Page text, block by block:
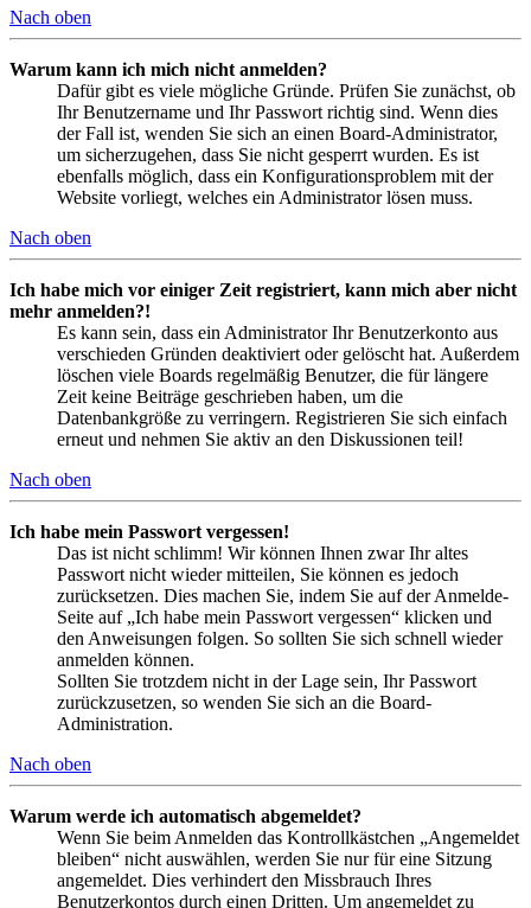
Nach oben
Warum kann ich mich nicht anmelden?
Dafür gibt es viele mögliche Gründe. Prüfen Sie zunächst, ob
Ihr Benutzername und Ihr Passwort richtig sind. Wenn dies
der Fall ist, wenden Sie sich an einen Board-Administrator,
um sicherzugehen, dass Sie nicht gesperrt wurden. Es ist
ebenfalls möglich, dass ein Konfigurationsproblem mit der
Website vorliegt, welches ein Administrator lösen muss.
Nach oben
Ich habe mich vor einiger Zeit registriert, kann mich aber nicht
mehr anmelden?!
Es kann sein, dass ein Administrator Ihr Benutzerkonto aus
verschieden Gründen deaktiviert oder gelöscht hat. Außerdem
löschen viele Boards regelmäßig Benutzer, die für längere
Zeit keine Beiträge geschrieben haben, um die
Datenbankgröße zu verringern. Registrieren Sie sich einfach
erneut und nehmen Sie aktiv an den Diskussionen teil!
Nach oben
Ich habe mein Passwort vergessen!
Das ist nicht schlimm! Wir können Ihnen zwar Ihr altes
Passwort nicht wieder mitteilen, Sie können es jedoch
zurücksetzen. Dies machen Sie, indem Sie auf der Anmelde-
Seite auf „Ich habe mein Passwort vergessen“ klicken und
den Anweisungen folgen. So sollten Sie sich schnell wieder
anmelden können.
Sollten Sie trotzdem nicht in der Lage sein, Ihr Passwort
zurückzusetzen, so wenden Sie sich an die Board-
Administration.
Nach oben
Warum werde ich automatisch abgemeldet?
Wenn Sie beim Anmelden das Kontrollkästchen „Angemeldet
bleiben“ nicht auswählen, werden Sie nur für eine Sitzung
angemeldet. Dies verhindert den Missbrauch Ihres
Benutzerkontos durch einen Dritten. Um angemeldet zu